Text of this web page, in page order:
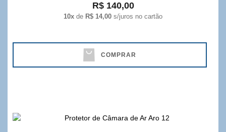
R$ 140,00
10x de R$ 14,00 s/juros no cartão
COMPRAR